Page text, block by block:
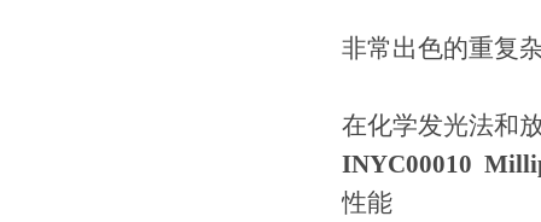
非常出色的重复
在化学发光法和
INYC00010
性能